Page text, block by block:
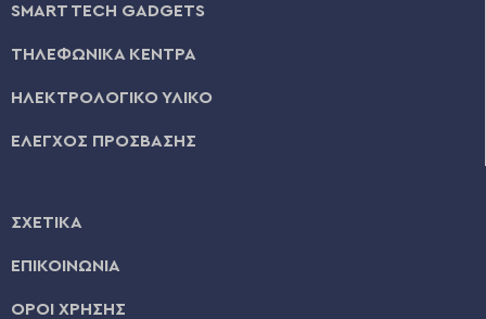
SMART TECH GADGETS
ΤΗΛΕΦΩΝΙΚΑ ΚΕΝΤΡΑ
ΗΛΕΚΤΡΟΛΟΓΙΚΟ ΥΛΙΚΟ
ΕΛΕΓΧΟΣ ΠΡΟΣΒΑΣΗΣ
ΣΧΕΤΙΚΑ
ΕΠΙΚΟΙΝΩΝΙΑ
ΟΡΟΙ ΧΡΗΣΗΣ